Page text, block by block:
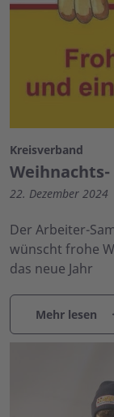
Kreisverband
22. Dezember 2024
Der Arbeiter-
wünscht frohe
das neue Jahr
Mehr lesen